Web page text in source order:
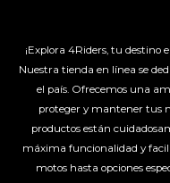
¡Explora 4Riders, tu destino
Nuestra tienda en línea se
el país. Ofrecemos una
proteger y mantener tus
productos están
máxima funcionalidad y
motos hasta opciones